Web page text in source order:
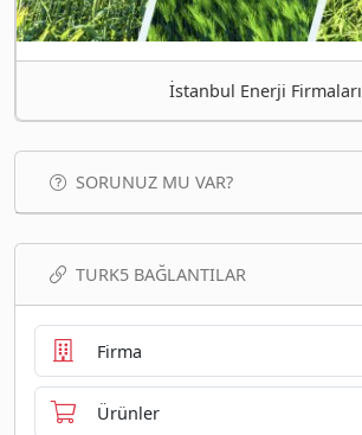
İstanbul Enerji Firmaları
SORUNUZ MU VAR?
TURK5 BAĞLANTILAR
Firma
Ürünler